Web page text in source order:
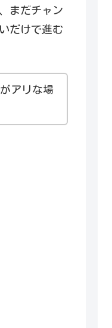
まだチャン
だけで進む
アリな場